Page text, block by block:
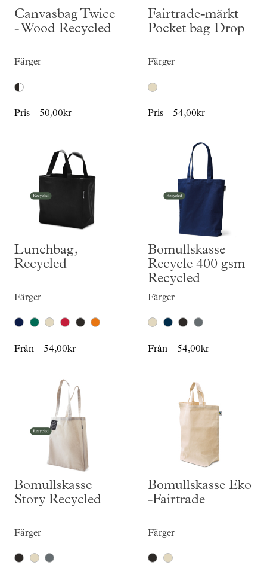
Canvasbag Twice
- Wood Recycled
Färger
Pris 50,00kr
Fairtrade-märkt
Pocket bag Drop
Färger
Pris 54,00kr
Lunchbag,
Recycled
Färger
Från 54,00kr
Bomullskasse
Recycle 400 gsm
Recycled
Färger
Från 54,00kr
Bomullskasse
Story Recycled
Färger
Bomullskasse Eko
-Fairtrade
Färger